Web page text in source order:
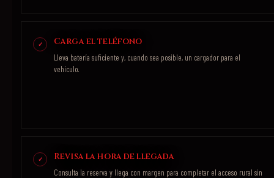
Carga el teléfono
Lleva batería suficiente y, cuando sea posible, un cargador para el
vehículo.
Revisa la hora de llegada
Consulta la reserva y llega con margen para completar el acceso rural sin